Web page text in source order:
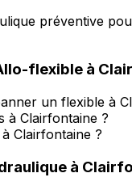
préventive
flexible à
un flexible à
à Clairfontaine ?
Clairfontaine ?
à